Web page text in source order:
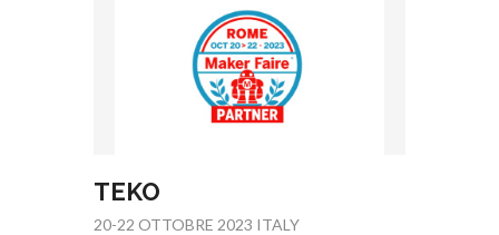
TEKO
20-22 OTTOBRE 2023 ITALY